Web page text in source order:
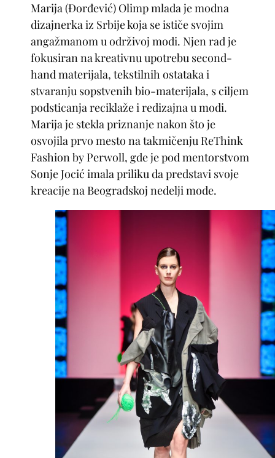
Marija (Đorđević) Olimp mlada je modna
dizajnerka iz Srbije koja se ističe svojim
angažmanom u održivoj modi. Njen rad je
fokusiran na kreativnu upotrebu second-
hand materijala, tekstilnih ostataka i
stvaranju sopstvenih bio-materijala, s ciljem
podsticanja reciklaže i redizajna u modi.
Marija je stekla priznanje nakon što je
osvojila prvo mesto na takmičenju ReThink
Fashion by Perwoll, gde je pod mentorstvom
Sonje Jocić imala priliku da predstavi svoje
kreacije na Beogradskoj nedelji mode.